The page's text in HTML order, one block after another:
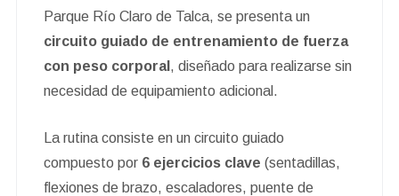
Parque Río Claro de Talca, se presenta un
circuito guiado de entrenamiento de fuerza
con peso corporal , diseñado para realizarse sin
necesidad de equipamiento adicional.
La rutina consiste en un circuito guiado
compuesto por 6 ejercicios clave (sentadillas,
flexiones de brazo, escaladores, puente de